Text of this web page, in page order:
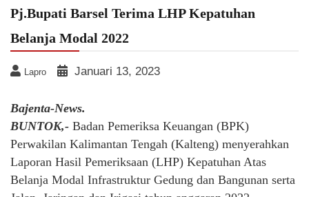
Pj.Bupati Barsel Terima LHP Kepatuhan
Belanja Modal 2022
Lapro Januari 13, 2023
Bajenta-News.
BUNTOK,- Badan Pemeriksa Keuangan (BPK)
Perwakilan Kalimantan Tengah (Kalteng) menyerahkan
Laporan Hasil Pemeriksaan (LHP) Kepatuhan Atas
Belanja Modal Infrastruktur Gedung dan Bangunan serta